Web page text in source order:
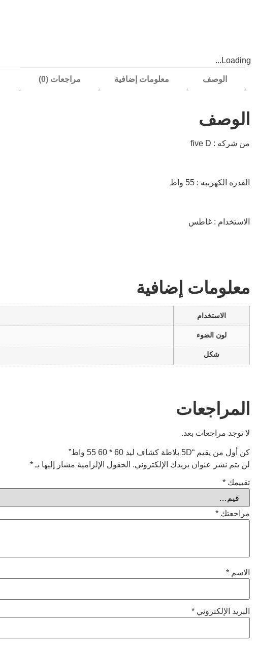
Loading...
الوصف معلومات إضافية مراجعات (0)
الوصف
من شركه : five D
القدره الكهربيه : 55 واط
الاستخدام : غاطس
معلومات إضافية
الاستخدام
لون الضوء
شكل
المراجعات
لا توجد مراجعات بعد.
كن أول من يقيم “5D بلاطة كشاف ليد 60 * 60 55 واط”
لن يتم نشر عنوان بريدك الإلكتروني. الحقول الإلزامية مشار إليها بـ *
تقييمك *
مراجعتك *
الاسم *
البريد الإلكتروني *